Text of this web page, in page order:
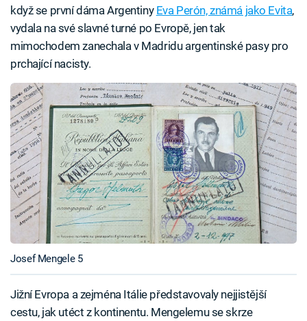
když se první dáma Argentiny Eva Perón, známá jako Evita,
vydala na své slavné turné po Evropě, jen tak
mimochodem zanechala v Madridu argentinské pasy pro
prchající nacisty.
Josef Mengele 5
Jižní Evropa a zejména Itálie představovaly nejjistější
cestu, jak utéct z kontinentu. Mengelemu se skrze